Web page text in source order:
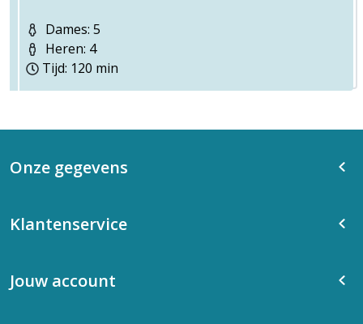
Dames: 5
Heren: 4
Tijd: 120 min
Onze gegevens
Klantenservice
Jouw account